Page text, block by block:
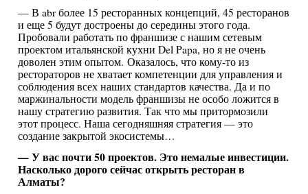
— В abr более 15 ресторанных концепций, 45 ресторанов
и еще 5 будут достроены до середины этого года.
Пробовали работать по франшизе с нашим сетевым
проектом итальянской кухни Del Papa, но я не очень
доволен этим опытом. Оказалось, что кому-то из
рестораторов не хватает компетенции для управления и
соблюдения всех наших стандартов качества. Да и по
маржинальности модель франшизы не особо ложится в
нашу стратегию развития. Так что мы притормозили
этот процесс. Наша сегодняшняя стратегия — это
создание закрытой экосистемы…
— У вас почти 50 проектов. Это немалые инвестиции.
Насколько дорого сейчас открыть ресторан в
Алматы?